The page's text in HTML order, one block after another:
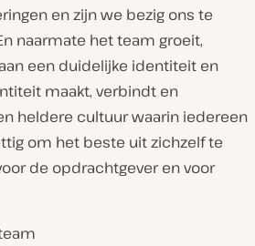
en zijn we bezig ons te
naarmate het team groeit,
een duidelijke identiteit en
maakt, verbindt en
heldere cultuur waarin iedereen
om het beste uit zichzelf te
de opdrachtgever en voor